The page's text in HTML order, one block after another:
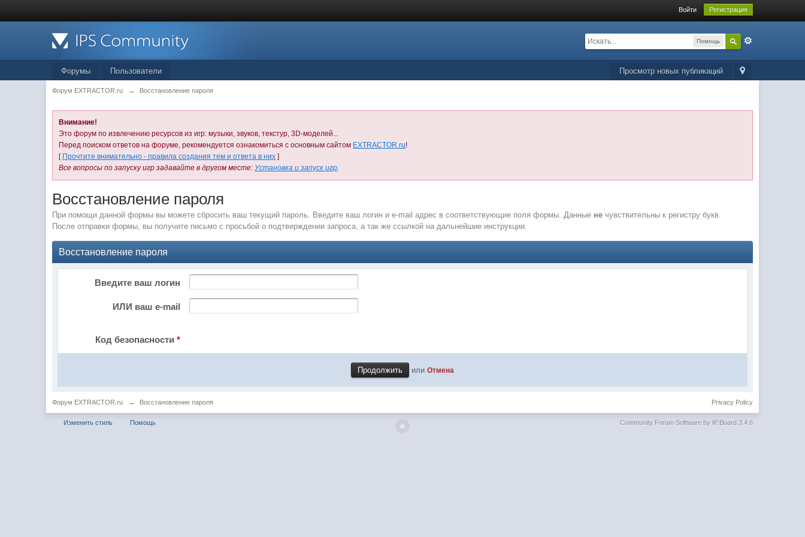
Войти Регистрация
Помощь
Просмотр новых публикаций
Форумы Пользователи
Форум EXTRACTOR.ru → Восстановление пароля
Внимание!
Это форум по извлечению ресурсов из игр: музыки, звуков, текстур, 3D-моделей...
Перед поиском ответов на форуме, рекомендуется ознакомиться с основным сайтом EXTRACTOR.ru!
[ Прочтите внимательно - правила создания тем и ответа в них ]
Все вопросы по запуску игр задавайте в другом месте:Установка и запуск игр.
Восстановление пароля
При помощи данной формы вы можете сбросить ваш текущий пароль. Введите ваш логин и e-mail адрес в соответствующие поля формы. Данные не чувствительны к регистру букв.
После отправки формы, вы получите письмо с просьбой о подтверждении запроса, а так же ссылкой на дальнейшие инструкции.
Восстановление пароля
Введите ваш логин
ИЛИ ваш e-mail
Код безопасности*
или Отмена
Форум EXTRACTOR.ru → Восстановление пароля Privacy Policy
Изменить стиль Помощь Community Forum Software by IP.Board 3.4.6